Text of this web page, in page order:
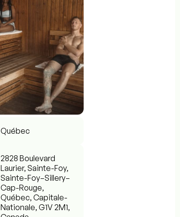
Québec
2828 Boulevard
Laurier, Sainte-Foy,
Sainte-Foy–Sillery–
Cap-Rouge,
Québec, Capitale-
Nationale, G1V 2M1,